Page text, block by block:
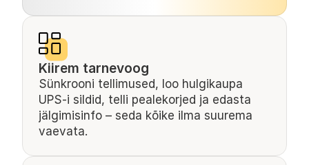
Kiirem tarnevoog
Sünkrooni tellimused, loo hulgikaupa
UPS-i sildid, telli pealekorjed ja edasta
jälgimisinfo – seda kõike ilma suurema
vaevata.